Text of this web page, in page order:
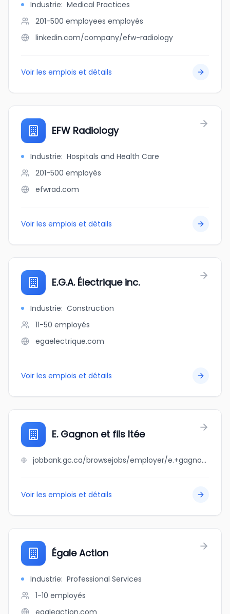
Industrie: Medical Practices
201-500 employees employés
linkedin.com/company/efw-radiology
Voir les emplois et détails
EFW Radiology
Industrie: Hospitals and Health Care
201-500 employés
efwrad.com
Voir les emplois et détails
E.G.A. Électrique inc.
Industrie: Construction
11-50 employés
egaelectrique.com
Voir les emplois et détails
E. Gagnon et fils ltée
jobbank.gc.ca/browsejobs/employer/e.+gagnon+et+fils+lt%C3%A9e/ca
Voir les emplois et détails
Égale Action
Industrie: Professional Services
1-10 employés
egaleaction.com